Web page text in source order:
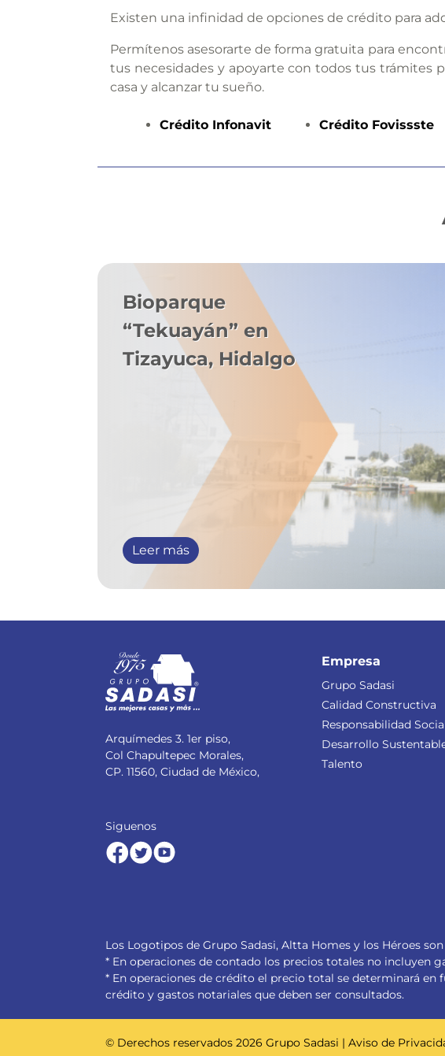
Existen una infinidad de opciones de crédito para
Permítenos asesorarte de forma gratuita para
tus necesidades y apoyarte con todos tus trámites
casa y alcanzar tu sueño.
Crédito Infonavit Crédito Fovissste
Bioparque
“Tekuayán” en
Tizayuca, Hidalgo
Leer más
Arquímedes 3. 1er piso,
Col Chapultepec Morales,
CP. 11560, Ciudad de México,
Siguenos
Empresa
Grupo Sadasi
Calidad Constructiva
Responsabilidad
Desarrollo
Talento
Los Logotipos de Grupo Sadasi, Altta Homes y los Héroes
* En operaciones de contado los precios totales no incluyen
* En operaciones de crédito el precio total se determinará
crédito y gastos notariales que deben ser consultados.
© Derechos reservados2026 Grupo Sadasi | Aviso de